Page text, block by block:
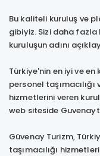
Bu kaliteli kuruluş ve
gibiyiz. Sizi daha
kuruluşun adını
Türkiye'nin en iyi ve en
personel taşımacılığı
hizmetlerini veren
web siteside
Güvenay Turizm,
taşımacılığı